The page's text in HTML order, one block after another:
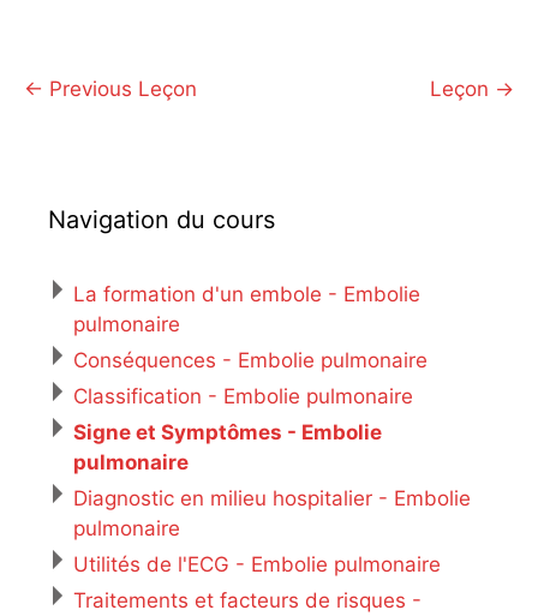
← Previous Leçon Leçon →
Navigation du cours
La formation d'un embole - Embolie
pulmonaire
Conséquences - Embolie pulmonaire
Classification - Embolie pulmonaire
Signe et Symptômes - Embolie
pulmonaire
Diagnostic en milieu hospitalier - Embolie
pulmonaire
Utilités de l'ECG - Embolie pulmonaire
Traitements et facteurs de risques -